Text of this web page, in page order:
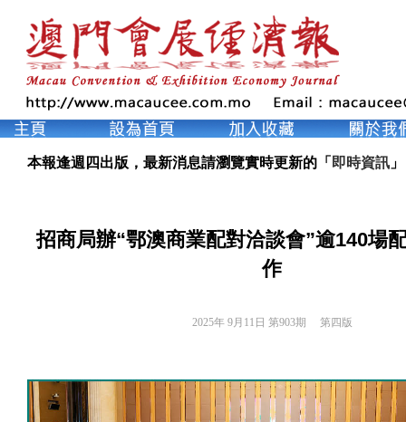
本報逢週四出版，最新消息請瀏覽實時更新的「 即時資訊 」
招商局辦“鄂澳商業配對洽談會”逾140場
作
2025年 9月11日 第903期 第四版